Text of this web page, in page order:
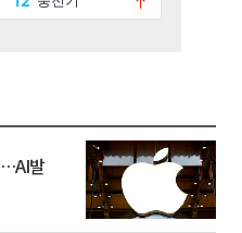
…AI발